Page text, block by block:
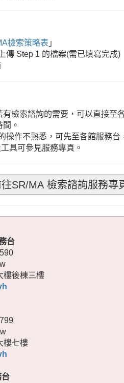
檢索策略表 」
傳 Step 1 的檔案(需已填寫完成)
有檢索諮詢的需要，可以直接至
。
操作不熟悉，可先至各館服務台
具可參見服務專頁。
台
樓後棟三樓
樓七樓
台